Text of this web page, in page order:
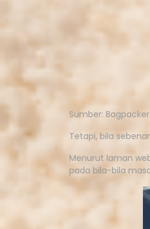
Sumber:
Tetapi, bila
Menurut laman
pada bila-bila